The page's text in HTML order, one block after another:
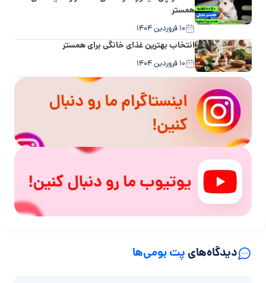
همستر
۱۰ فروردین ۱۴۰۴
انتخاب بهترین غذای خانگی برای همستر
۱۰ فروردین ۱۴۰۴
دیدگاه‌های پت بومی‌ها